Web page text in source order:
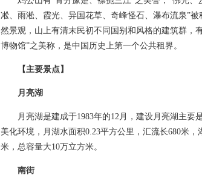
凇、雨淞、霞光、异国花草、奇峰怪石、瀑布流泉”被
然景观，山上有清末民初不同国别和风格的建筑群，
博物馆”之美称，是中国历史上第一个公共租界。
【主要景点】
月亮湖
月亮湖是建成于1983年的12月，建设月亮湖主要
美化环境，月湖水面积0.23平方公里，汇流长680米，
米，总容量大10万立方米。
南街